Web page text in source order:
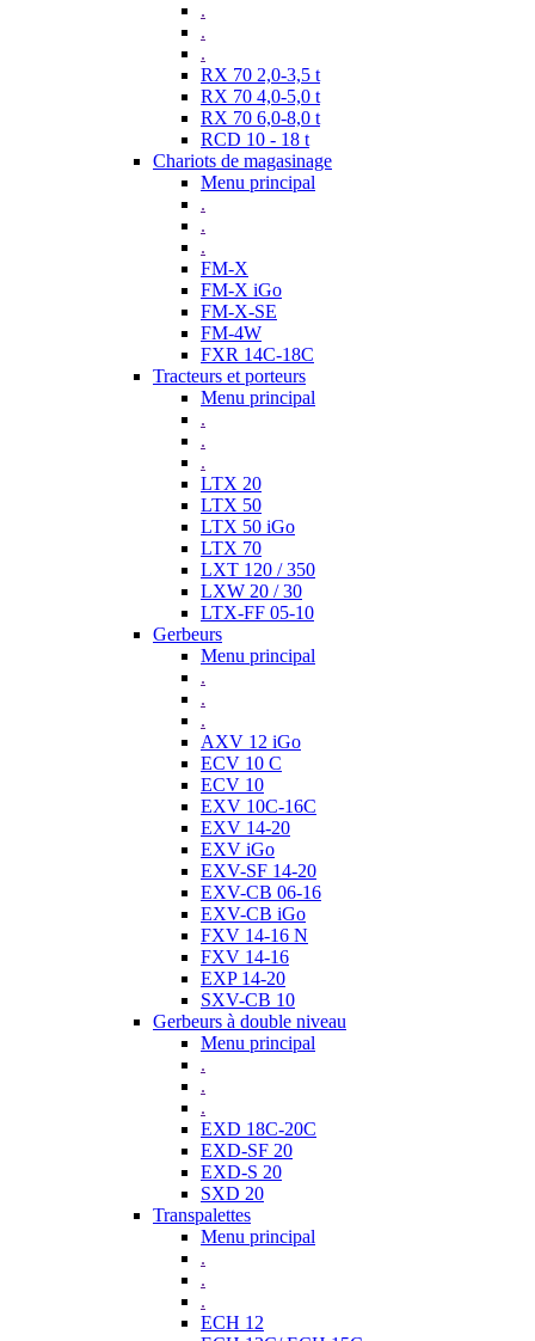
.
.
.
RX 70 2,0-3,5 t
RX 70 4,0-5,0 t
RX 70 6,0-8,0 t
RCD 10 - 18 t
Chariots de magasinage
Menu principal
.
.
.
FM-X
FM-X iGo
FM-X-SE
FM-4W
FXR 14C-18C
Tracteurs et porteurs
Menu principal
.
.
.
LTX 20
LTX 50
LTX 50 iGo
LTX 70
LXT 120 / 350
LXW 20 / 30
LTX-FF 05-10
Gerbeurs
Menu principal
.
.
.
AXV 12 iGo
ECV 10 C
ECV 10
EXV 10C-16C
EXV 14-20
EXV iGo
EXV-SF 14-20
EXV-CB 06-16
EXV-CB iGo
FXV 14-16 N
FXV 14-16
EXP 14-20
SXV-CB 10
Gerbeurs à double niveau
Menu principal
.
.
.
EXD 18C-20C
EXD-SF 20
EXD-S 20
SXD 20
Transpalettes
Menu principal
.
.
.
ECH 12